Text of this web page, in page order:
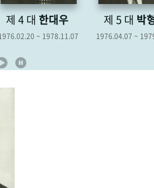
년 50 +1주년 광장
제 5 대박형종
1976.04.07 ~ 1979.04.06
제 6 대
1978.12.19